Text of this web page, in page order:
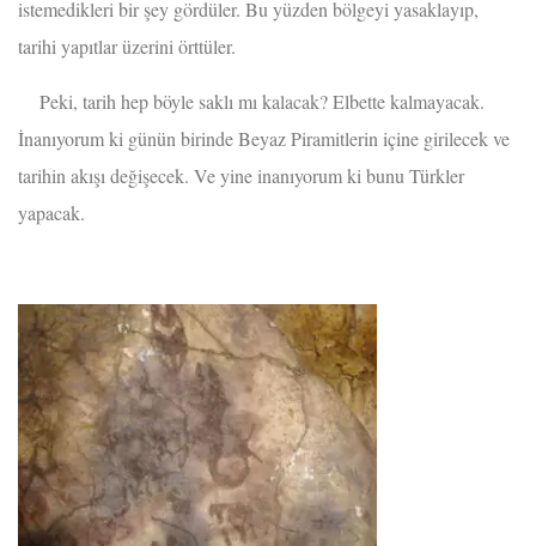
istemedikleri bir şey gördüler. Bu yüzden bölgeyi yasaklayıp,
tarihi yapıtlar üzerini örttüler.
Peki, tarih hep böyle saklı mı kalacak? Elbette kalmayacak.
İnanıyorum ki günün birinde Beyaz Piramitlerin içine girilecek ve
tarihin akışı değişecek. Ve yine inanıyorum ki bunu Türkler
yapacak.